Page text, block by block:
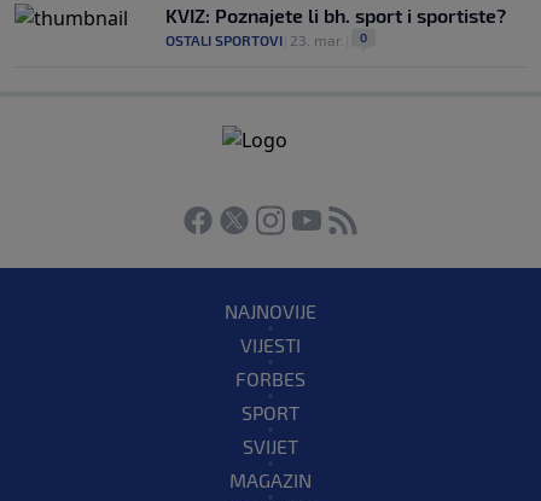
KVIZ: Poznajete li bh. sport i sportiste?
OSTALI SPORTOVI 23. mar. 0
NAJNOVIJE
VIJESTI
FORBES
SPORT
SVIJET
MAGAZIN